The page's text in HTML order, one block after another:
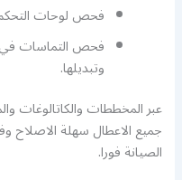
فحص لوحات التحكم
فحص التماسات في
وتبديلها.
عبر المخططات والكاتالوغات
جميع الاعطال سهلة الاصلاح
الصيانة فورا.